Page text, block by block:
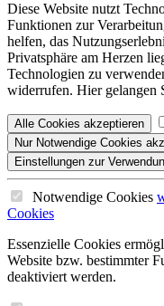
Diese Website nutzt
Funktionen zur
helfen, das
Privatsphäre am Herzen
Technologien zu
widerrufen. Hier gelangen
Alle Cookies akzeptieren
Nur Notwendige Cookies
Einstellungen zur
Notwendige Cookies
Cookies
Essenzielle Cookies
Website bzw. bestimmter
deaktiviert werden.